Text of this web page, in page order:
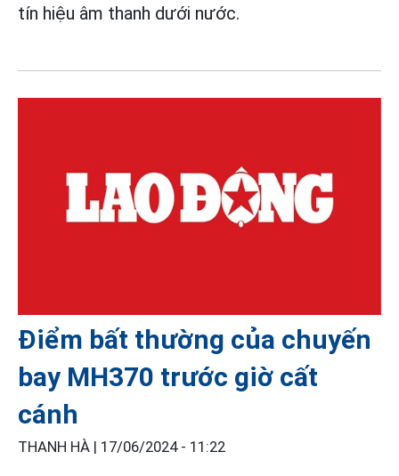
tín hiệu âm thanh dưới nước.
Điểm bất thường của chuyến
bay MH370 trước giờ cất
cánh
THANH HÀ | 17/06/2024 - 11:22